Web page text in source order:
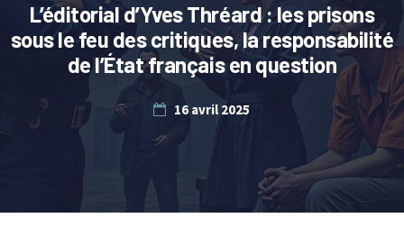
L’éditorial d’Yves Thréard : les prisons
sous le feu des critiques, la responsabilité
de l’État français en question
16 avril 2025